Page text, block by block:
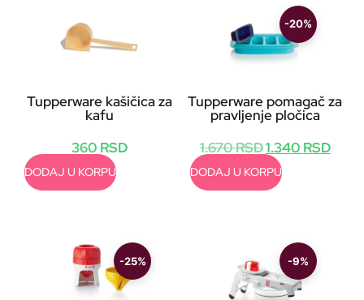
Tupperware kašičica za
kafu
360 RSD
DODAJ U KORPU
-20%
Tupperware pomagač za
pravljenje pločica
1.670RSD1.340 RSD
DODAJ U KORPU
-25% -9%